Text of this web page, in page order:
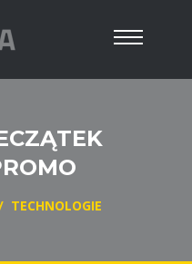
TECHNOLOGIE